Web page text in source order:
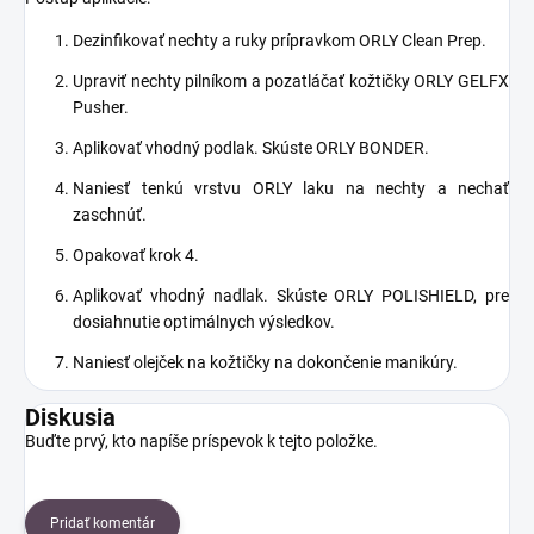
Dezinfikovať nechty a ruky prípravkom ORLY Clean Prep.
Upraviť nechty pilníkom a pozatláčať kožtičky ORLY GELFX
Pusher.
Aplikovať vhodný podlak. Skúste ORLY BONDER.
Naniesť tenkú vrstvu ORLY laku na nechty a nechať
zaschnúť.
Opakovať krok 4.
Aplikovať vhodný nadlak. Skúste ORLY POLISHIELD, pre
dosiahnutie optimálnych výsledkov.
Naniesť olejček na kožtičky na dokončenie manikúry.
Diskusia
Buďte prvý, kto napíše príspevok k tejto položke.
Pridať komentár